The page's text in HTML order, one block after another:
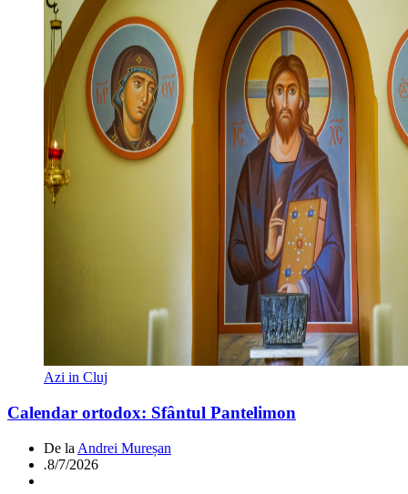
Azi in Cluj
Calendar ortodox: Sfântul Pantelimon
De la Andrei Mureșan
.8/7/2026